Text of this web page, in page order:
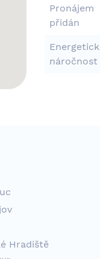
Pronájem
přidán
náročnost
Hradiště